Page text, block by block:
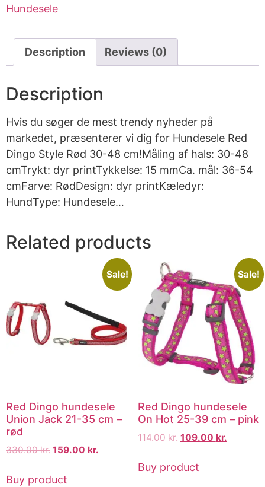
Hundesele
Description Reviews (0)
Description
Hvis du søger de mest trendy nyheder på
markedet, præsenterer vi dig for Hundesele Red
Dingo Style Rød 30-48 cm!Måling af hals: 30-48
cmTrykt: dyr printTykkelse: 15 mmCa. mål: 36-54
cmFarve: RødDesign: dyr printKæledyr:
HundType: Hundesele…
Related products
Sale!
Red Dingo hundesele
Union Jack 21-35 cm –
rød
330.00kr. 159.00 kr.
Buy product
Sale!
Red Dingo hundesele
On Hot 25-39 cm – pink
114.00kr. 109.00 kr.
Buy product